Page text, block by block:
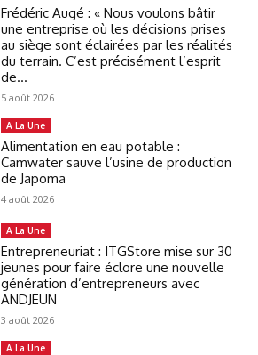
Frédéric Augé : « Nous voulons bâtir
une entreprise où les décisions prises
au siège sont éclairées par les réalités
du terrain. C’est précisément l’esprit
de...
5 août 2026
A La Une
Alimentation en eau potable :
Camwater sauve l’usine de production
de Japoma
4 août 2026
A La Une
Entrepreneuriat : ITGStore mise sur 30
jeunes pour faire éclore une nouvelle
génération d’entrepreneurs avec
ANDJEUN
3 août 2026
A La Une